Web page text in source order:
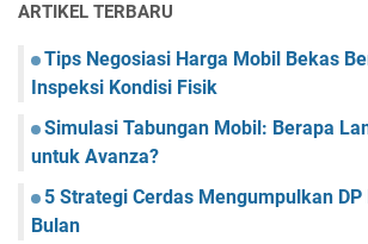
ARTIKEL TERBARU
Tips Negosiasi Harga Mobil Bekas
Inspeksi Kondisi Fisik
Simulasi Tabungan Mobil: Berapa
untuk Avanza?
5 Strategi Cerdas Mengumpulkan
Bulan